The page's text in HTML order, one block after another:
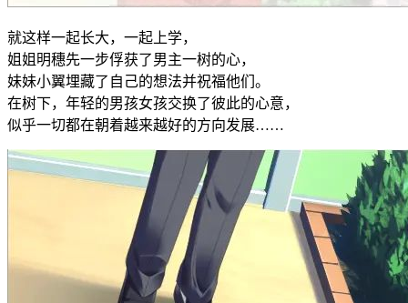
就这样一起长大，一起上学，
姐姐明穗先一步俘获了男主一树的心，
妹妹小翼埋藏了自己的想法并祝福他们。
在树下，年轻的男孩女孩交换了彼此的心意，
似乎一切都在朝着越来越好的方向发展……